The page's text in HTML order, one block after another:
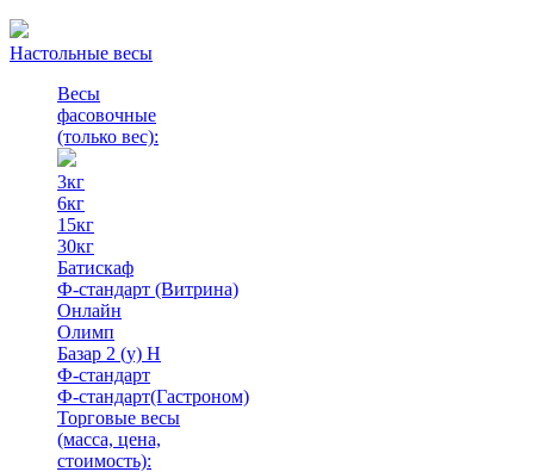
Настольные весы
Весы
фасовочные
(только вес):
3кг
6кг
15кг
30кг
Батискаф
Ф-стандарт (Витрина)
Онлайн
Олимп
Базар 2 (у) Н
Ф-стандарт
Ф-стандарт(Гастроном)
Торговые весы
(масса, цена,
стоимость):